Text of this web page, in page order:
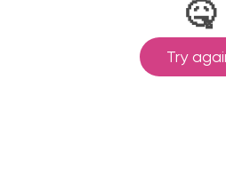
обучения принимаются